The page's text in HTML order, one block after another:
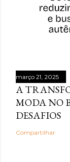
março 21, 2025
A
MODA NO
DESAFIOS
Compartilhar